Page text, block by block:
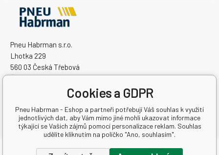
Pneu Habrman s.r.o.
Lhotka 229
560 03 Česká Třebová
Česká Republika
Cookies a GDPR
Pneu Habrman - Eshop a partneři potřebují Váš souhlas k využití
jednotlivých dat, aby Vám mimo jiné mohli ukazovat informace
týkající se Vašich zájmů pomocí personalizace reklam. Souhlas
udělíte kliknutím na políčko "Ano, souhlasím".